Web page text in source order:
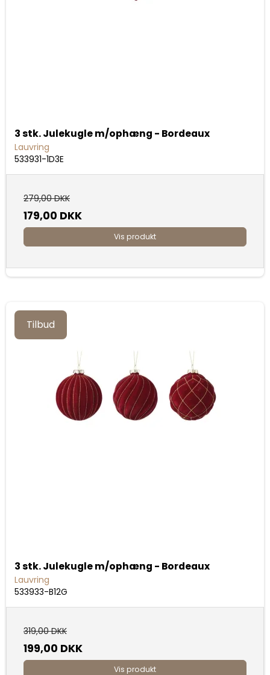
3 stk. Julekugle m/ophæng - Bordeaux
Lauvring
533931-1D3E
279,00 DKK
179,00 DKK
Vis produkt
Tilbud
3 stk. Julekugle m/ophæng - Bordeaux
Lauvring
533933-B12G
319,00 DKK
199,00 DKK
Vis produkt